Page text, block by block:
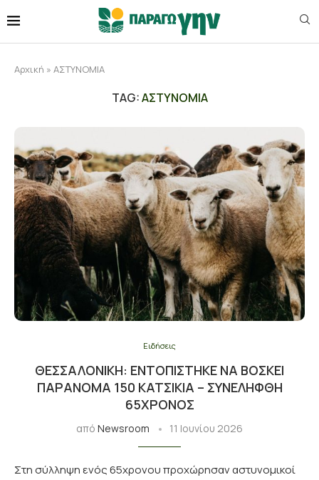
Αρχική » ΑΣΤΥΝΟΜΙΑ
TAG:ΑΣΤΥΝΟΜΙΑ
Ειδήσεις
ΘΕΣΣΑΛΟΝΊΚΗ: ΕΝΤΟΠΊΣΤΗΚΕ ΝΑ ΒΌΣΚΕΙ
ΠΑΡΆΝΟΜΑ 150 ΚΑΤΣΊΚΙΑ – ΣΥΝΕΛΉΦΘΗ
65ΧΡΟΝΟΣ
από Newsroom 11 Ιουνίου 2026
Στη σύλληψη ενός 65χρονου προχώρησαν αστυνομικοί